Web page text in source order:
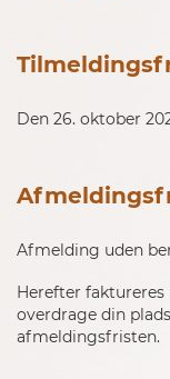
Den 26. oktober
Afmelding uden
Herefter
overdrage din
afmeldingsfristen.